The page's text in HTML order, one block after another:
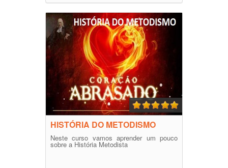
HISTÓRIA DO METODISMO
Neste curso vamos aprender um pouco
sobre a História Metodista